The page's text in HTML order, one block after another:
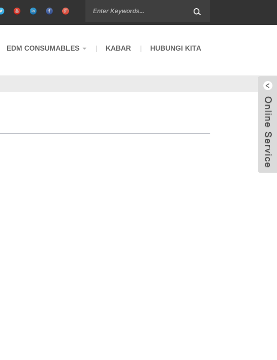
EDM CONSUMABLES KABAR HUBUNGI KITA